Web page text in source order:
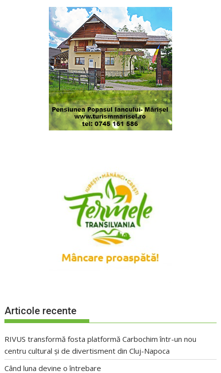
Articole recente
RIVUS transformă fosta platformă Carbochim într-un nou
centru cultural și de divertisment din Cluj-Napoca
Când luna devine o întrebare